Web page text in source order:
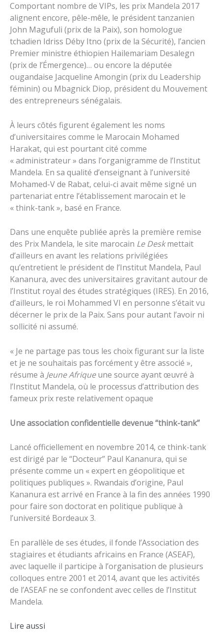
Comportant nombre de VIPs, les prix Mandela 2017
alignent encore, pêle-mêle, le président tanzanien
John Magufuli (prix de la Paix), son homologue
tchadien Idriss Déby Itno (prix de la Sécurité), l’ancien
Premier ministre éthiopien Hailemariam Desalegn
(prix de l’Émergence)… ou encore la députée
ougandaise Jacqueline Amongin (prix du Leadership
féminin) ou Mbagnick Diop, président du Mouvement
des entrepreneurs sénégalais.
À leurs côtés figurent également les noms
d’universitaires comme le Marocain Mohamed
Harakat, qui est pourtant cité comme
« administrateur » dans l’organigramme de l’Institut
Mandela. En sa qualité d’enseignant à l’université
Mohamed-V de Rabat, celui-ci avait même signé un
partenariat entre l’établissement marocain et le
« think-tank », basé en France.
Dans une enquête publiée après la première remise
des Prix Mandela, le site marocain Le Deskmettait
d’ailleurs en avant les relations privilégiées
qu’entretient le président de l’Institut Mandela, Paul
Kananura, avec des universitaires gravitant autour de
l’Institut royal des études stratégiques (IRES). En 2016,
d’ailleurs, le roi Mohammed VI en personne s’était vu
décerner le prix de la Paix. Sans pour autant l’avoir ni
sollicité ni assumé.
« Je ne partage pas tous les choix figurant sur la liste
et je ne souhaitais pas forcément y être associé »,
résume à Jeune Afriqueune source ayant œuvré à
l’Institut Mandela, où le processus d’attribution des
fameux prix reste relativement opaque
Une association confidentielle devenue “think-tank”
Lancé officiellement en novembre 2014, ce think-tank
est dirigé par le “Docteur” Paul Kananura, qui se
présente comme un « expert en géopolitique et
politiques publiques ». Rwandais d’origine, Paul
Kananura est arrivé en France à la fin des années 1990
pour faire son doctorat en politique publique à
l’université Bordeaux 3.
En parallèle de ses études, il fonde l’Association des
stagiaires et étudiants africains en France (ASEAF),
avec laquelle il participe à l’organisation de plusieurs
colloques entre 2001 et 2014, avant que les activités
de l’ASEAF ne se confondent avec celles de l’Institut
Mandela.
Lire aussi